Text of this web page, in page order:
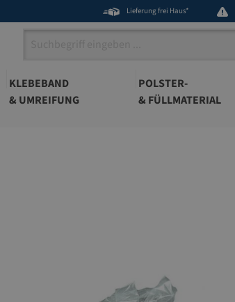
Lieferung frei Haus*
KLEBEBAND
& UMREIFUNG
POLSTER-
& FÜLLMATERIAL